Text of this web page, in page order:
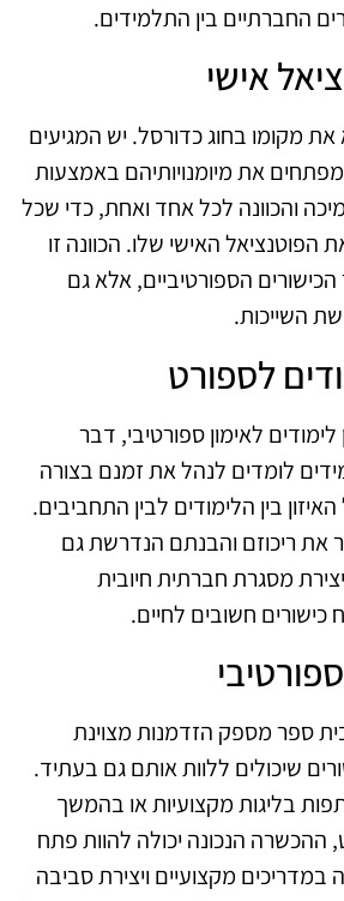
החברתיים בין התלמידים.
אישי
מקומו בחוג כדורסל. יש המגיעים
את מיומנויותיהם באמצעות
והכוונה לכל אחד ואחת, כדי שכל
הפוטנציאל האישי שלו. הכוונה זו
הספורטיביים, אלא גם
השייכות.
לספורט
לאימון ספורטיבי, דבר
לומדים לנהל את זמנם בצורה
בין הלימודים לבין התחביבים.
את ריכוזם והבנתם הנדרשת גם
מסגרת חברתית חיובית
חשובים לחיים.
ספר מספק הזדמנות מצוינת
שיכולים ללוות אותם גם בעתיד.
בליגות מקצועיות או בהמשך
הנכונה יכולה להוות פתח
מקצועיים ויצירת סביבה